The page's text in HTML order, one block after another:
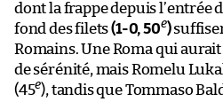
dont la frappe depuis l’entrée
fond des filets(1-0, 50e)
Romains. Une Roma qui
de sérénité, mais Romelu
(45e), tandis que Tommaso